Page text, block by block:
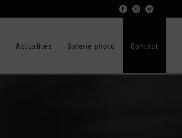
Actualités Galerie photo Contact